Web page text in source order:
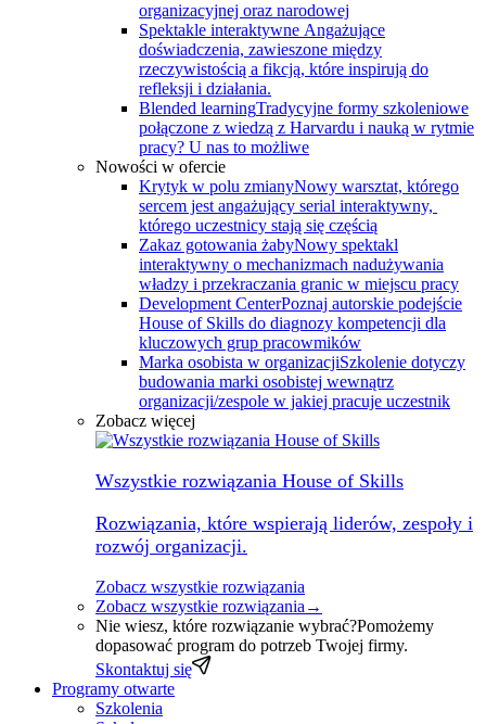
organizacyjnej oraz narodowej
Spektakle interaktywne Angażujące
doświadczenia, zawieszone między
rzeczywistością a fikcją, które inspirują do
refleksji i działania.
Blended learningTradycyjne formy szkoleniowe
połączone z wiedzą z Harvardu i nauką w rytmie
pracy? U nas to możliwe
Nowości w ofercie
Krytyk w polu zmianyNowy warsztat, którego
sercem jest angażujący serial interaktywny, ​
którego uczestnicy stają się częścią
Zakaz gotowania żabyNowy spektakl
interaktywny o mechanizmach nadużywania
władzy i przekraczania granic w miejscu pracy
Development CenterPoznaj autorskie podejście
House of Skills do diagnozy kompetencji dla
kluczowych grup pracowmików
Marka osobista w organizacjiSzkolenie dotyczy
budowania marki osobistej wewnątrz
organizacji/zespole w jakiej pracuje uczestnik
Zobacz więcej
Wszystkie rozwiązania House of Skills
Rozwiązania, które wspierają liderów, zespoły i
rozwój organizacji.
Zobacz wszystkie rozwiązania
Zobacz wszystkie rozwiązania →
Nie wiesz, które rozwiązanie wybrać?Pomożemy
dopasować program do potrzeb Twojej firmy.
Skontaktuj się
Programy otwarte
Szkolenia